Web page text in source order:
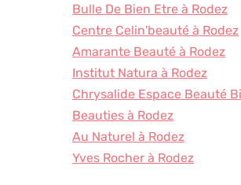
Bulle De Bien Etre à Rodez
Centre Celin'beauté à Rodez
Amarante Beauté à Rodez
Institut Natura à Rodez
Chrysalide Espace Beauté
Beauties à Rodez
Au Naturel à Rodez
Yves Rocher à Rodez